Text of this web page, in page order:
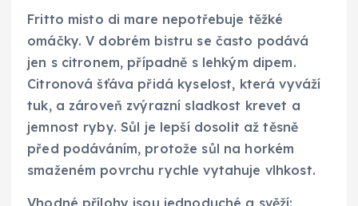
Fritto misto di mare nepotřebuje těžké
omáčky. V dobrém bistru se často podává
jen s citronem, případně s lehkým dipem.
Citronová šťáva přidá kyselost, která vyváží
tuk, a zároveň zvýrazní sladkost krevet a
jemnost ryby. Sůl je lepší dosolit až těsně
před podáváním, protože sůl na horkém
smaženém povrchu rychle vytahuje vlhkost.
Vhodné přílohy jsou jednoduché a svěží: